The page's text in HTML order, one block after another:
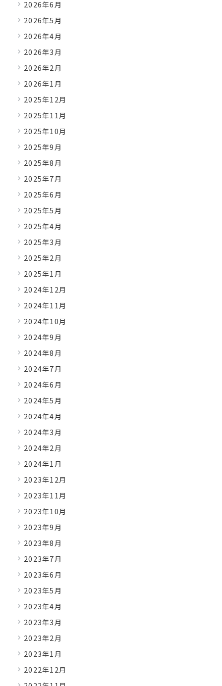
2026年6月
2026年5月
2026年4月
2026年3月
2026年2月
2026年1月
2025年12月
2025年11月
2025年10月
2025年9月
2025年8月
2025年7月
2025年6月
2025年5月
2025年4月
2025年3月
2025年2月
2025年1月
2024年12月
2024年11月
2024年10月
2024年9月
2024年8月
2024年7月
2024年6月
2024年5月
2024年4月
2024年3月
2024年2月
2024年1月
2023年12月
2023年11月
2023年10月
2023年9月
2023年8月
2023年7月
2023年6月
2023年5月
2023年4月
2023年3月
2023年2月
2023年1月
2022年12月